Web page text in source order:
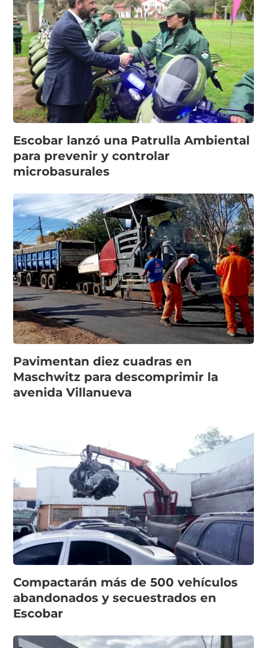
Escobar lanzó una Patrulla Ambiental
para prevenir y controlar
microbasurales
Pavimentan diez cuadras en
Maschwitz para descomprimir la
avenida Villanueva
Compactarán más de 500 vehículos
abandonados y secuestrados en
Escobar